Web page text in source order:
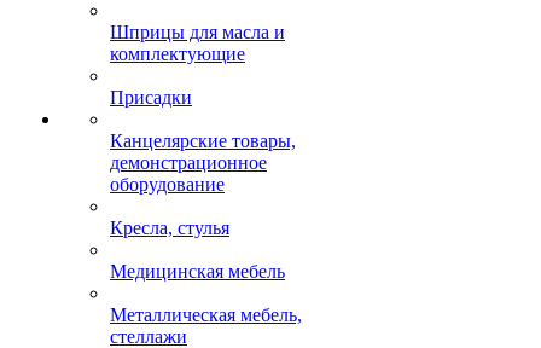
Шприцы для масла и
комплектующие
Присадки
Канцелярские товары,
демонстрационное
оборудование
Кресла, стулья
Медицинская мебель
Металлическая мебель,
стеллажи